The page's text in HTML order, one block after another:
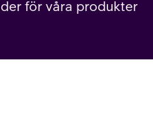
för våra produkter